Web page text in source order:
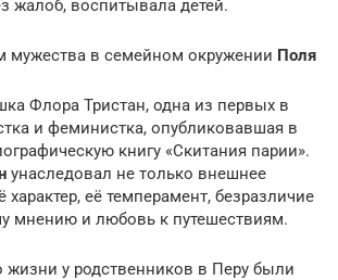
жалоб, воспитывала детей.
мужества в семейном окружении Поля
Флора Тристан, одна из первых в
и феминистка, опубликовавшая в
книгу «Скитания парии».
унаследовал не только внешнее
характер, её темперамент, безразличие
мнению и любовь к путешествиям.
у родственников в Перу были